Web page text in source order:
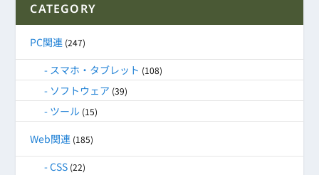
CATEGORY
PC関連 (247)
スマホ・タブレット (108)
ソフトウェア (39)
ツール (15)
Web関連 (185)
CSS (22)